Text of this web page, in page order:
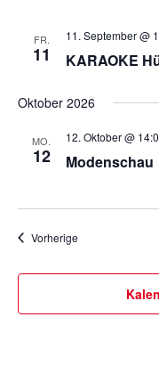
FR.
11 KARAOKE
11. September @
Oktober 2026
MO.
12 Modenschau
12. Oktober @
VorherigeVeranstaltungen